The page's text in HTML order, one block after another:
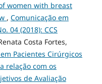
women with breast
, Comunicação em
04 (2018): CCS
Costa Fortes,
Pacientes Cirúrgicos
relação com os
de Avaliação